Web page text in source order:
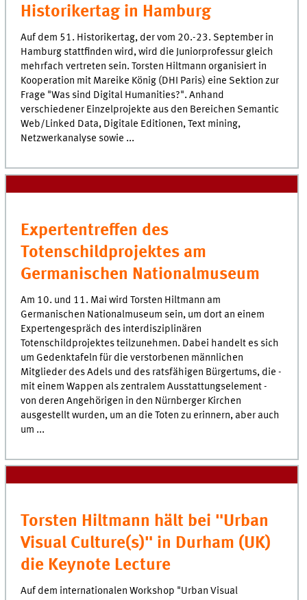
Historikertag in Hamburg
Auf dem 51. Historikertag, der vom 20.-23. September in
Hamburg stattfinden wird, wird die Juniorprofessur gleich
mehrfach vertreten sein. Torsten Hiltmann organisiert in
Kooperation mit Mareike König (DHI Paris) eine Sektion zur
Frage "Was sind Digital Humanities?". Anhand
verschiedener Einzelprojekte aus den Bereichen Semantic
Web/Linked Data, Digitale Editionen, Text mining,
Netzwerkanalyse sowie ...
Expertentreffen des
Totenschildprojektes am
Germanischen Nationalmuseum
Am 10. und 11. Mai wird Torsten Hiltmann am
Germanischen Nationalmuseum sein, um dort an einem
Expertengespräch des interdisziplinären
Totenschildprojektes teilzunehmen. Dabei handelt es sich
um Gedenktafeln für die verstorbenen männlichen
Mitglieder des Adels und des ratsfähigen Bürgertums, die -
mit einem Wappen als zentralem Ausstattungselement -
von deren Angehörigen in den Nürnberger Kirchen
ausgestellt wurden, um an die Toten zu erinnern, aber auch
um ...
Torsten Hiltmann hält bei "Urban
Visual Culture(s)" in Durham (UK)
die Keynote Lecture
Auf dem internationalen Workshop "Urban Visual